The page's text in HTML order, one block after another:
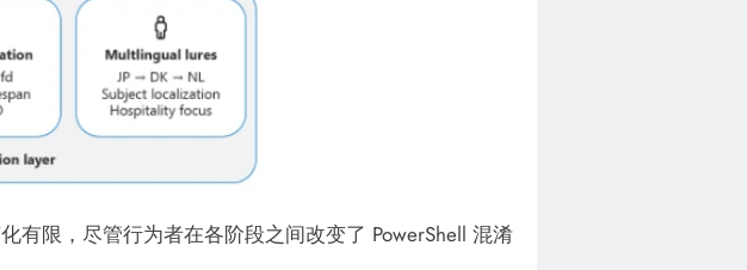
有限，尽管行为者在各阶段之间改变了 PowerShell 混淆